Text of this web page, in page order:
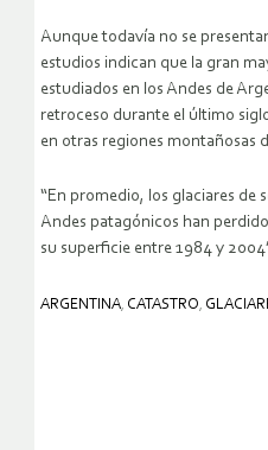
Aunque todavía no se
estudios indican que la gran
estudiados en los Andes de
retroceso durante el último
en otras regiones montañosas
“En promedio, los glaciares de
Andes patagónicos han
su superficie entre 1984 y
ARGENTINA, CATASTRO,